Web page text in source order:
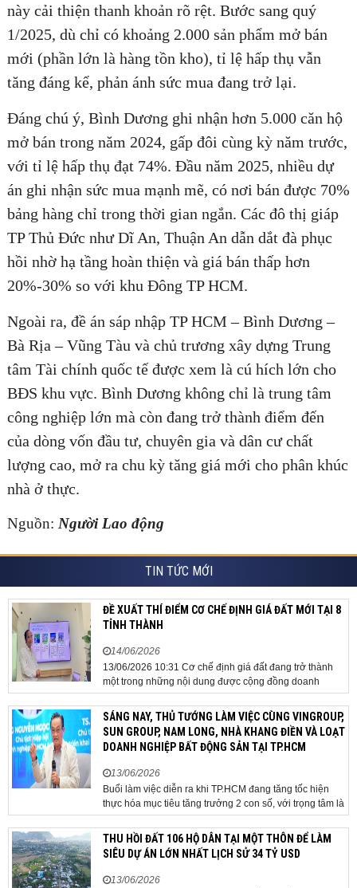
này cải thiện thanh khoản rõ rệt. Bước sang quý
1/2025, dù chỉ có khoảng 2.000 sản phẩm mở bán
mới (phần lớn là hàng tồn kho), tỉ lệ hấp thụ vẫn
tăng đáng kể, phản ánh sức mua đang trở lại.
Đáng chú ý, Bình Dương ghi nhận hơn 5.000 căn hộ
mở bán trong năm 2024, gấp đôi cùng kỳ năm trước,
với tỉ lệ hấp thụ đạt 74%. Đầu năm 2025, nhiều dự
án ghi nhận sức mua mạnh mẽ, có nơi bán được 70%
bảng hàng chỉ trong thời gian ngắn. Các đô thị giáp
TP Thủ Đức như Dĩ An, Thuận An dẫn dắt đà phục
hồi nhờ hạ tầng hoàn thiện và giá bán thấp hơn
20%-30% so với khu Đông TP HCM.
Ngoài ra, đề án sáp nhập TP HCM – Bình Dương –
Bà Rịa – Vũng Tàu và chủ trương xây dựng Trung
tâm Tài chính quốc tế được xem là cú hích lớn cho
BĐS khu vực. Bình Dương không chỉ là trung tâm
công nghiệp lớn mà còn đang trở thành điểm đến
của dòng vốn đầu tư, chuyên gia và dân cư chất
lượng cao, mở ra chu kỳ tăng giá mới cho phân khúc
nhà ở thực.
Nguồn: Người Lao động
TIN TỨC MỚI
ĐỀ XUẤT THÍ ĐIỂM CƠ CHẾ ĐỊNH GIÁ ĐẤT MỚI TẠI 8
TỈNH THÀNH
14/06/2026
13/06/2026 10:31 Cơ chế định giá đất đang trở thành
một trong những nội dung được cộng đồng doanh
nghiệp, các chuyên gia và cơ quan quản lý đặc biệt
quan tâm khi tác động trực tiếp đến quá trình triển khai
dự án, thu hút đầu tư và sự phát triển ổn định của...
SÁNG NAY, THỦ TƯỚNG LÀM VIỆC CÙNG VINGROUP,
SUN GROUP, NAM LONG, NHÀ KHANG ĐIỀN VÀ LOẠT
DOANH NGHIỆP BẤT ĐỘNG SẢN TẠI TP.HCM
13/06/2026
Buổi làm việc diễn ra khi TP.HCM đang tăng tốc hiện
thực hóa mục tiêu tăng trưởng 2 con số, với trọng tâm là
giải ngân đầu tư công, hoàn thiện mô hình chính quyền
địa phương 2 cấp, phát triển nhà ở xã hội và xử lý các
vướng mắc về cơ chế, chính...
THU HỒI ĐẤT 106 HỘ DÂN TẠI MỘT THÔN ĐỂ LÀM
SIÊU DỰ ÁN LỚN NHẤT LỊCH SỬ 34 TỶ USD
13/06/2026